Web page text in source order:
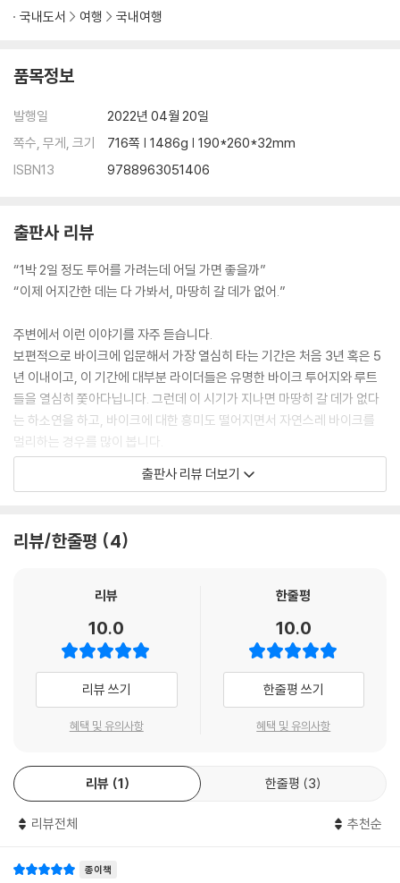
7. 자굴산 / 한우산
9. 평사리 최참판댁 / 한산사전망대
10. 팔담팔정
11. 수승대 / 구연서원
12. 장유암 / 장유폭포
13. 홍룡폭포 / 내원사계곡
14. 문수암 / 보현암약사전
④ 경상북도 권역
1. 백석탄 / 신성계곡 / 방호정
2. 북대암 / 운문사
4. 양동마을 / 하회마을
5. 골굴사 / 기림사
6. 구주령 / 일월산
7. 천년 고도 - 경주
8. 봉화 닭실마을
9. 곤륜산 활공장 / 이가리닻 전망대
10. 화본역 / 화산산성 전망대
11. 임청각 / 법흥사지 7층 전탑 / 월영교 / 이천동 마애여래석불
12. 낙동강의 보물 - 상주
14. 한티재 / 아미타여래삼존불
17. 수도암 / 무흘구곡
18. 경북의 정자들
19. 만휴정 / 묵계서원
20. 농암종택 / 고산정
21. 부용대 / 옥연정사 / 화천서원 / 겸암정사
22. 빙계계곡 / 빙계서원
23. 반구대 암각화 / 천전리 각석
⑤ 인천광역시 권역
1. 역사와 문화의 섬 - 강화도
1. 미황사 / 도솔암
국내도서
여행 국내여행
품목정보
발행일
2022년 04월 20일
쪽수, 무게, 크기
716쪽 | 1486g | 190*260*32mm
ISBN13
9788963051406
출판사 리뷰
“1박 2일 정도 투어를 가려는데 어딜 가면 좋을까”
“이제 어지간한 데는 다 가봐서, 마땅히 갈 데가 없어.”
주변에서 이런 이야기를 자주 듣습니다.
보편적으로 바이크에 입문해서 가장 열심히 타는 기간은 처음 3년 혹은 5
년 이내이고, 이 기간에 대부분 라이더들은 유명한 바이크 투어지와 루트
들을 열심히 쫓아다닙니다. 그런데 이 시기가 지나면 마땅히 갈 데가 없다
는 하소연을 하고, 바이크에 대한 흥미도 떨어지면서 자연스레 바이크를
멀리하는 경우를 많이 봅니다.
“대한민국에서 바이크 타고 갈 데가 정말 별로 없을까요?”
어지나 루트가 그것뿐이라는 반증일 수도 있습니다. 수십만 km를 바이크
에서 가 볼 만한 바이크 투어지와 루트를 총망라한 안내서입니다.
“바이크를 타고 어딜 가야 할지 모르겠다면,
여행할 곳이 없는 것이 아니라 내가 아는 곳이 적은 것이다.”
루트입니다
이 책에서 다루는 투어 코스들은 도로 접근성이 좋은 곳들만 선별하여 소
개하는 것이기 때문에 비단 바이크 라이더뿐 아니라 일반 차량 여행자나
여행 안내서로도 손색이 없을 것입니다. 바이크, 차량, 자전거, 차박, 모캠
출판사 리뷰 더보기
리뷰/한줄평 4
리뷰
10.0
리뷰 쓰기
혜택 및 유의사항
한줄평
10.0
한줄평 쓰기
혜택 및 유의사항
리뷰 1 한줄평 3
리뷰전체 추천순
종이책